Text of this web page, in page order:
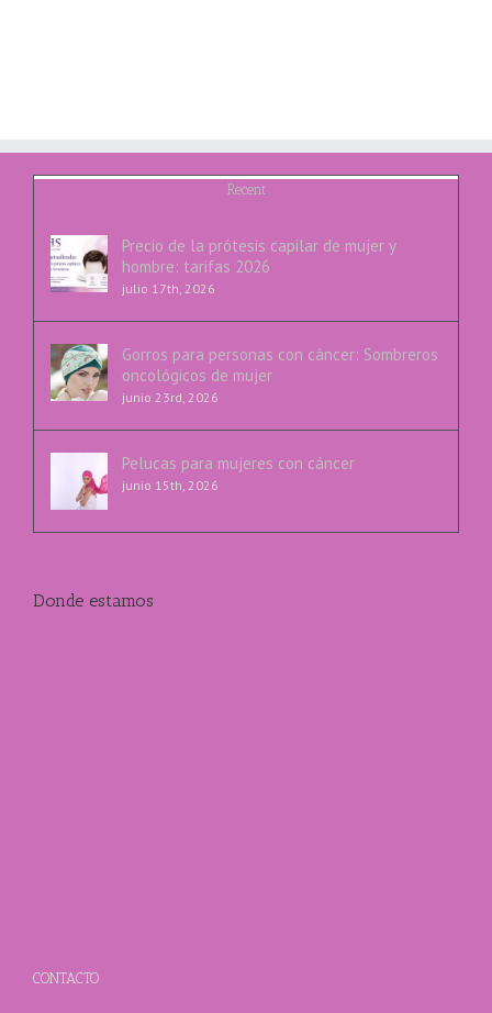
Recent
Precio de la prótesis capilar de mujer y
hombre: tarifas 2026
julio 17th, 2026
Gorros para personas con cáncer: Sombreros
oncológicos de mujer
junio 23rd, 2026
Pelucas para mujeres con cáncer
junio 15th, 2026
Donde estamos
CONTACTO